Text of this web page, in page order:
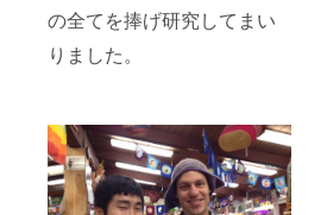
の全てを捧げ研究してまい
りました。